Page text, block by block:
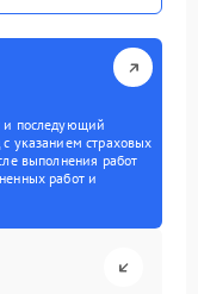
и последующий
указанием страховых
выполнения работ
работ и